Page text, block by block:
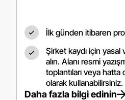
İlk günden itibaren
Şirket kaydı için
alın. Alanı resmi
toplantıları veya hatta
olarak kullanabilirsiniz.
Daha fazla bilgi edinin